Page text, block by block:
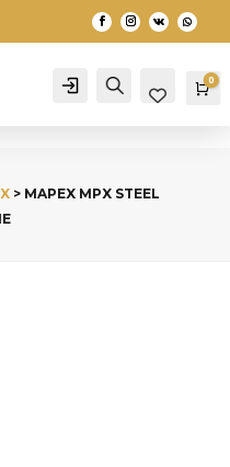
Account Search 0
> MAPEX MPX STEEL